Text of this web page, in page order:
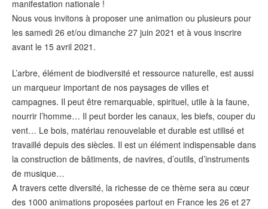
manifestation nationale !
Nous vous invitons à proposer une animation ou plusieurs pour
les samedi 26 et/ou dimanche 27 juin 2021 et à vous inscrire
avant le 15 avril 2021.
L’arbre, élément de biodiversité et ressource naturelle, est aussi
un marqueur important de nos paysages de villes et
campagnes. Il peut être remarquable, spirituel, utile à la faune,
nourrir l’homme… Il peut border les canaux, les biefs, couper du
vent… Le bois, matériau renouvelable et durable est utilisé et
travaillé depuis des siècles. Il est un élément indispensable dans
la construction de bâtiments, de navires, d’outils, d’instruments
de musique…
A travers cette diversité, la richesse de ce thème sera au cœur
des 1000 animations proposées partout en France les 26 et 27